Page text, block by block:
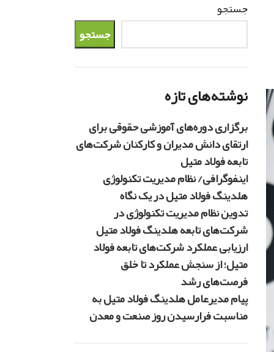
جستجو
جستجو
نوشته‌های تازه
برگزاری دوره‌های آموزشی حقوقی برای
ارتقای دانش مدیران و کارکنان شرکت‌های
تابعه فولاد متیل
اینفوگرافی/ نظام مدیریت تکنولوژی
هلدینگ فولاد متیل در یک نگاه
تدوین نظام مدیریت تکنولوژی در
شرکت‌های تابعه هلدینگ فولاد متیل
ارزیابی عملکرد شرکت‌های تابعه فولاد
متیل؛ از سنجش عملکرد تا خلق
فرصت‌های رشد
پیام مدیرعامل هلدینگ فولاد متیل به
مناسبت فرارسیدن روز صنعت و معدن